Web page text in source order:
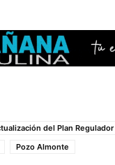
del Plan Regulador
Pozo Almonte